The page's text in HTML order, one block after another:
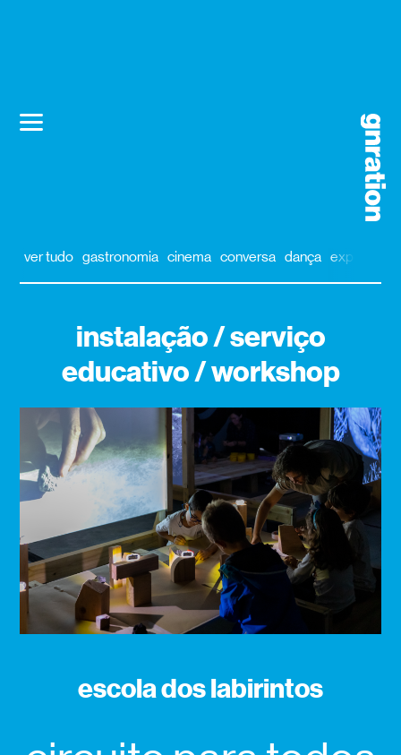
ver tudo gastronomia cinema conversa dança exposição
instalação / serviço
educativo / workshop
escola dos labirintos